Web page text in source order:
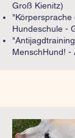
Groß Kienitz)
Hundeschule -
MenschHund! -